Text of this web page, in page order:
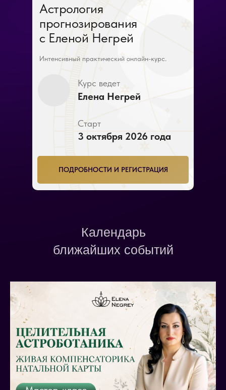
Астрология
прогнозирования
с Еленой Негрей
Интенсивный практический онлайн-курс.
Елена Негрей
3 октября 2026 года
Курс ведет
Старт
ПОДРОБНОСТИ И РЕГИСТРАЦИЯ
Календарь
ближайших событий